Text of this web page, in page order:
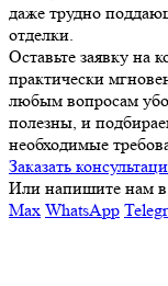
даже трудно
отделки.
Оставьте заявку на
практически
любым вопросам
полезны, и
необходимые
Заказать
Или напишите нам
Max WhatsApp